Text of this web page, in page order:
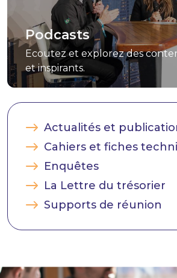
Podcasts
Ecoutez et explorez des
et inspirants.
Actualités et
Cahiers et fiches
Enquêtes
La Lettre du trésorier
Supports de réunion